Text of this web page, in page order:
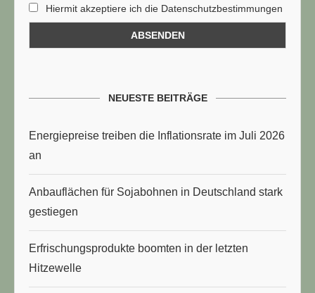
Hiermit akzeptiere ich die Datenschutzbestimmungen
NEUESTE BEITRÄGE
Energiepreise treiben die Inflationsrate im Juli 2026
an
Anbauflächen für Sojabohnen in Deutschland stark
gestiegen
Erfrischungsprodukte boomten in der letzten
Hitzewelle